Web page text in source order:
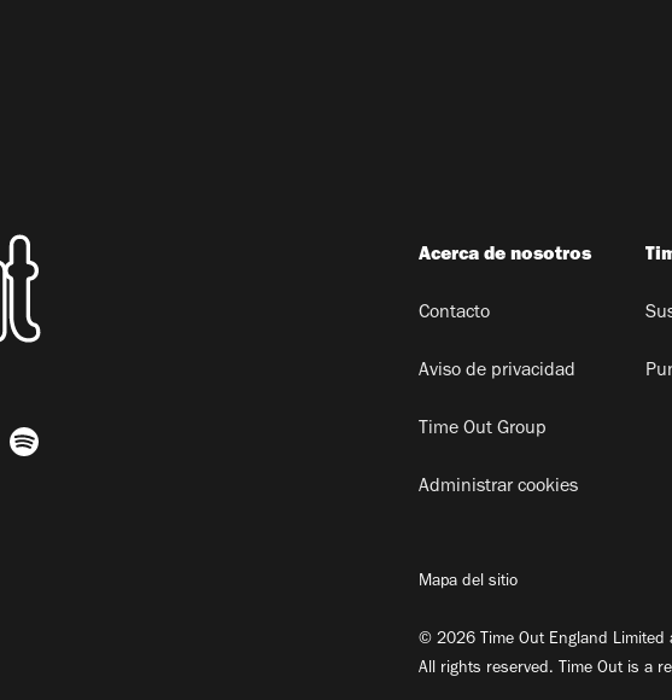
Acerca de nosotros
Contacto
Aviso de privacidad
Time Out Group
Administrar cookies
Mapa del sitio
© 2026 Time Out England Limited
All rights reserved. Time Out is a